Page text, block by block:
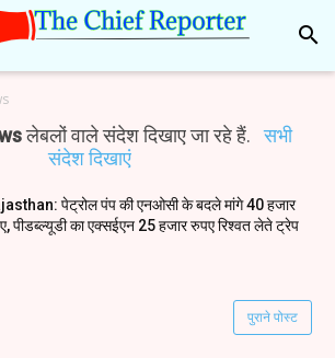
search
लेबलों वाले संदेश दिखाए जा रहे हैं.
सभी
संदेश दिखाएं
पेट्रोल पंप की एनओसी के बदले मांगे 40 हजार
पीडब्ल्यूडी का एक्सईएन 25 हजार रुपए रिश्वत लेते ट्रेप
पुराने पोस्ट